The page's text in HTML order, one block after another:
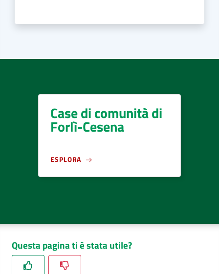
Case di comunità di
Forlì-Cesena
ESPLORA
Questa pagina ti è stata utile?